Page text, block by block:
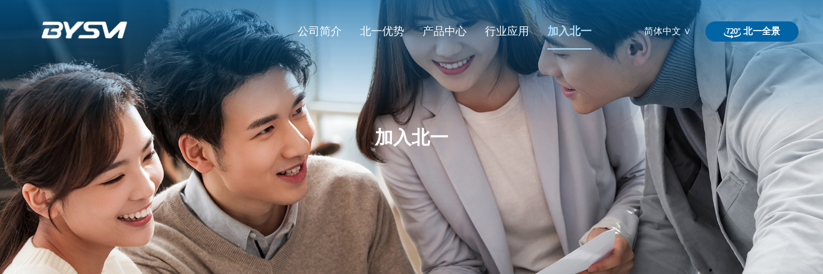
公司简介 北一优势 产品中心 行业应用 加入北一 简体中文 ∨ 北一全景
加入北一